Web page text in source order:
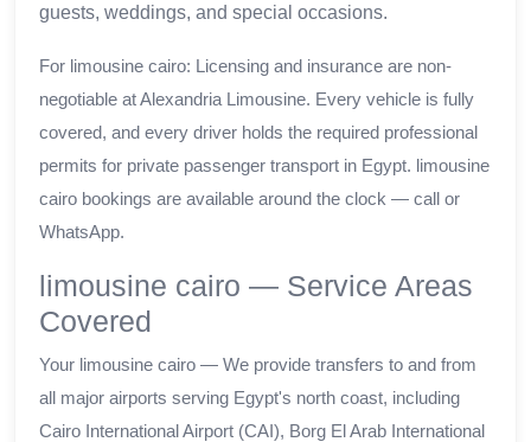
guests, weddings, and special occasions.
For limousine cairo: Licensing and insurance are non-
negotiable at Alexandria Limousine. Every vehicle is fully
covered, and every driver holds the required professional
permits for private passenger transport in Egypt. limousine
cairo bookings are available around the clock — call or
WhatsApp.
limousine cairo — Service Areas
Covered
Your limousine cairo — We provide transfers to and from
all major airports serving Egypt's north coast, including
Cairo International Airport (CAI), Borg El Arab International